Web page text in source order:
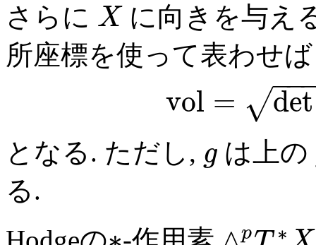
さらに Xに向きを与え
所座標を使って表わせば
vol = det
−−
√
となる. ただし, g は上の
る.
p ∗